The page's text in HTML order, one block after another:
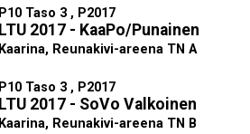
P10 Taso 3 , P2017
LTU 2017 - KaaPo/Punainen
Kaarina, Reunakivi-areena TN A
P10 Taso 3 , P2017
LTU 2017 - SoVo Valkoinen
Kaarina, Reunakivi-areena TN B